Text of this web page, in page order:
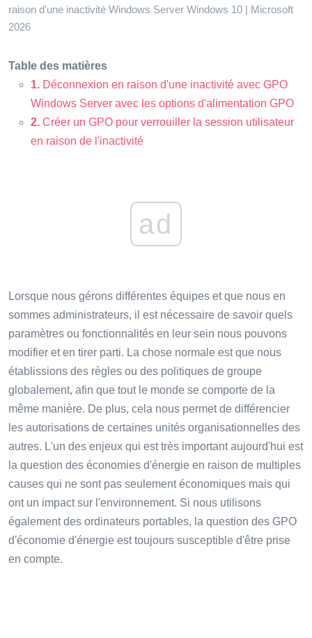
raison d'une inactivité Windows Server Windows 10 | Microsoft
2026
Table des matières
1. Déconnexion en raison d'une inactivité avec GPO
Windows Server avec les options d'alimentation GPO
2. Créer un GPO pour verrouiller la session utilisateur
en raison de l'inactivité
ad
Lorsque nous gérons différentes équipes et que nous en
sommes administrateurs, il est nécessaire de savoir quels
paramètres ou fonctionnalités en leur sein nous pouvons
modifier et en tirer parti. La chose normale est que nous
établissions des règles ou des politiques de groupe
globalement, afin que tout le monde se comporte de la
même manière. De plus, cela nous permet de différencier
les autorisations de certaines unités organisationnelles des
autres. L'un des enjeux qui est très important aujourd'hui est
la question des économies d'énergie en raison de multiples
causes qui ne sont pas seulement économiques mais qui
ont un impact sur l'environnement. Si nous utilisons
également des ordinateurs portables, la question des GPO
d'économie d'énergie est toujours susceptible d'être prise
en compte.